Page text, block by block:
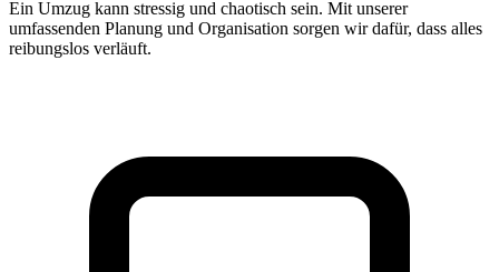
Ein Umzug kann stressig und chaotisch sein. Mit unserer
umfassenden Planung und Organisation sorgen wir dafür, dass alles
reibungslos verläuft.